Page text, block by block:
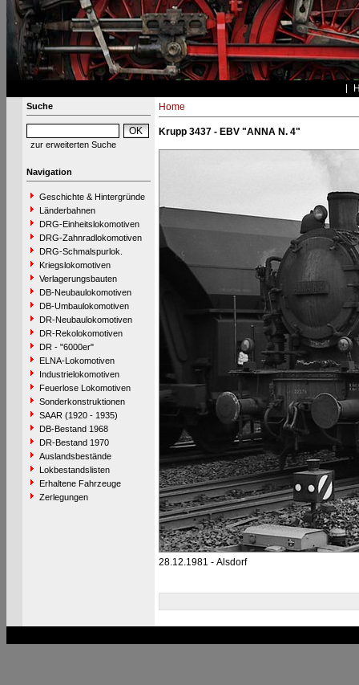
Suche
zur erweiterten Suche
Navigation
Geschichte & Hintergründe
Länderbahnen
DRG-Einheitslokomotiven
DRG-Zahnradlokomotiven
DRG-Schmalspurlok.
Kriegslokomotiven
Verlagerungsbauten
DB-Neubaulokomotiven
DB-Umbaulokomotiven
DR-Neubaulokomotiven
DR-Rekolokomotiven
DR - "6000er"
ELNA-Lokomotiven
Industrielokomotiven
Feuerlose Lokomotiven
Sonderkonstruktionen
SAAR (1920 - 1935)
DB-Bestand 1968
DR-Bestand 1970
Auslandsbestände
Lokbestandslisten
Erhaltene Fahrzeuge
Zerlegungen
Home
Krupp 3437 - EBV "ANNA N. 4"
28.12.1981 - Alsdorf